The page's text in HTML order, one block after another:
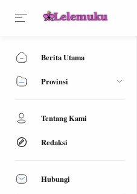
Berita Utama
Provinsi
Tentang Kami
Redaksi
Hubungi